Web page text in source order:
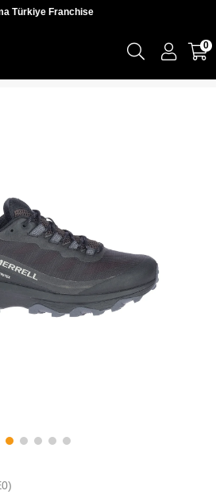
Türkiye Franchise
0